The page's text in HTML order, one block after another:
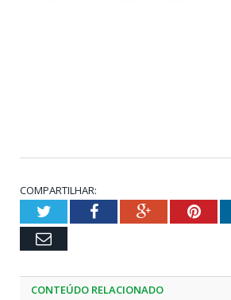
COMPARTILHAR:
TwitterFacebookGoogle+
Email
CONTEÚDO RELACIONADO